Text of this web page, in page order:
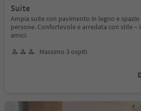
Suite
Ampia suite con pavimento in legno e
persone. Confortevole e arredata con stile –
amici.
Massimo 3 ospiti